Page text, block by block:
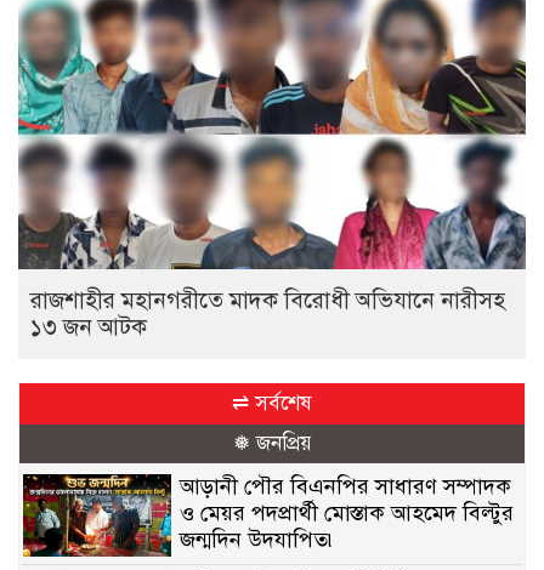
রাজশাহীর মহানগরীতে মাদক বিরোধী অভিযানে নারীসহ
১৩ জন আটক
⇌ সর্বশেষ
❅ জনপ্রিয়
আড়ানী পৌর বিএনপির সাধারণ সম্পাদক
ও মেয়র পদপ্রার্থী মোস্তাক আহমেদ বিল্টুর
জন্মদিন উদযাপিত৷